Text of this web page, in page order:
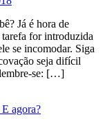
Já é hora de
tarefa for introduzida
se incomodar. Siga
seja difícil
lembre-se: […]